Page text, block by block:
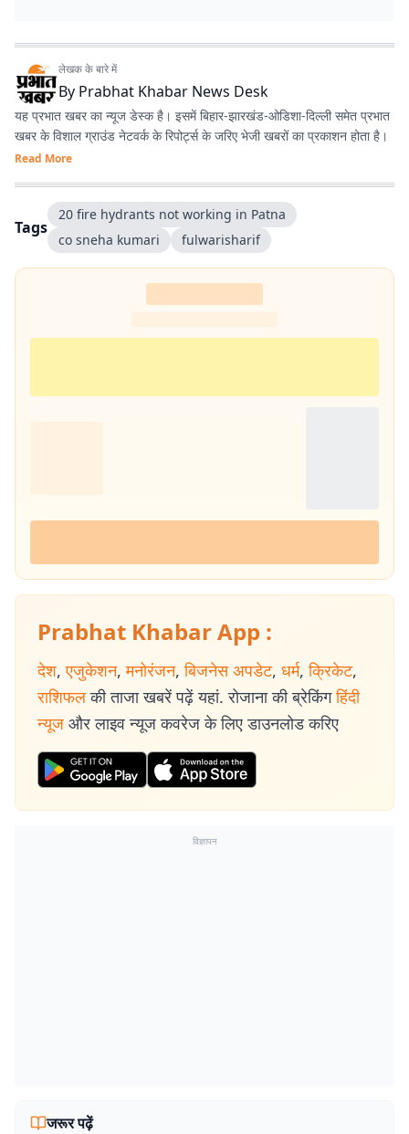
लेखक के बारे में
By Prabhat Khabar News Desk
यह प्रभात खबर का न्यूज डेस्क है। इसमें बिहार-झारखंड-ओडिशा-दिल्‍ली समेत प्रभात
खबर के विशाल ग्राउंड नेटवर्क के रिपोर्ट्स के जरिए भेजी खबरों का प्रकाशन होता है।
Read More
Tags
20 fire hydrants not working in Patna
co sneha kumari
fulwarisharif
Prabhat Khabar App :
देश, एजुकेशन, मनोरंजन, बिजनेस अपडेट, धर्म, क्रिकेट,
राशिफल की ताजा खबरें पढ़ें यहां. रोजाना की ब्रेकिंग हिंदी
न्यूज और लाइव न्यूज कवरेज के लिए डाउनलोड करिए
विज्ञापन
जरूर पढ़ें